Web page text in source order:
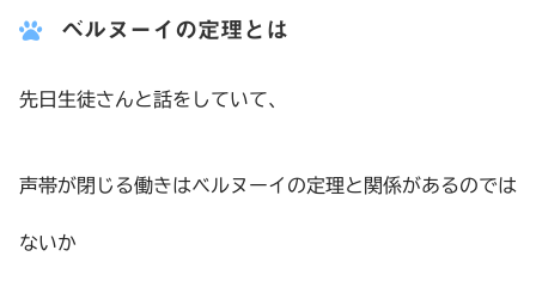
ベルヌーイの定理とは
先日生徒さんと話をしていて、
声帯が閉じる働きはベルヌーイの定理と関係があるのでは
ないか